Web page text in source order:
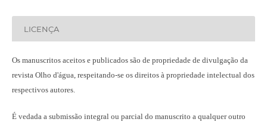
LICENÇA
Os manuscritos aceitos e publicados são de propriedade de divulgação da
revista Olho d'água, respeitando-se os direitos à propriedade intelectual dos
respectivos autores.
É vedada a submissão integral ou parcial do manuscrito a qualquer outro